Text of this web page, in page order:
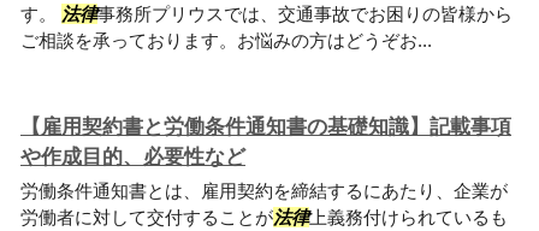
す。
法律事務所プリウスでは、交通事故でお困りの皆様から
ご相談を承っております。お悩みの方はどうぞお...
【雇用契約書と労働条件通知書の基礎知識】記載事項
や作成目的、必要性など
労働条件通知書とは、雇用契約を締結するにあたり、企業が
労働者に対して交付することが法律上義務付けられているも